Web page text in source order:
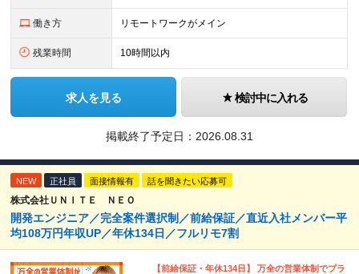
働き方 リモートワークがメイン
残業時間 10時間以内
求人を見る 検討中に入れる
掲載終了予定日： 2026.08.31
NEW 正社員 面接情報有 話を聞きたい応募可
株式会社ＵＮＩＴＥ ＮＥＯ
開発エンジニア／完全案件選択制／前給保証／直近入社メンバー平
均108万円年収UP／年休134日／フルリモ7割
【前給保証・年休134日】 万全の営業体制でプラ